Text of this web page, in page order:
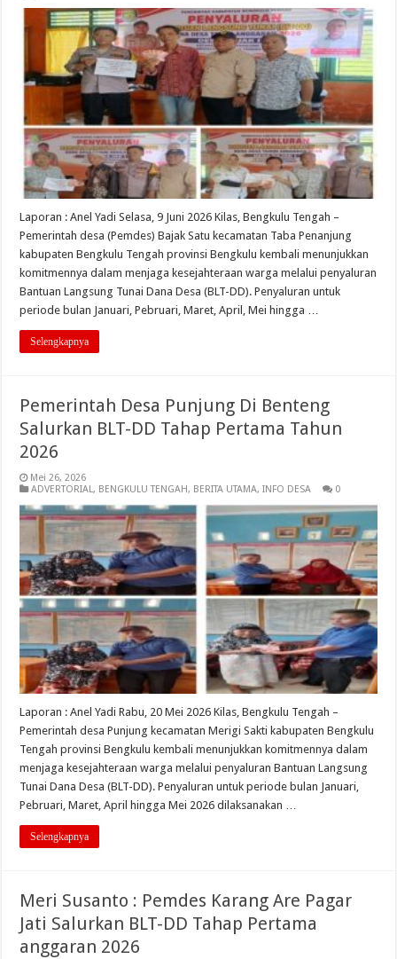
Laporan : Anel Yadi Selasa, 9 Juni 2026 Kilas, Bengkulu Tengah –
Pemerintah desa (Pemdes) Bajak Satu kecamatan Taba Penanjung
kabupaten Bengkulu Tengah provinsi Bengkulu kembali menunjukkan
komitmennya dalam menjaga kesejahteraan warga melalui penyaluran
Bantuan Langsung Tunai Dana Desa (BLT-DD). Penyaluran untuk
periode bulan Januari, Pebruari, Maret, April, Mei hingga …
Selengkapnya
Pemerintah Desa Punjung Di Benteng
Salurkan BLT-DD Tahap Pertama Tahun
2026
Mei 26, 2026
ADVERTORIAL , BENGKULU TENGAH, BERITA UTAMA,INFO DESA 0
Laporan : Anel Yadi Rabu, 20 Mei 2026 Kilas, Bengkulu Tengah –
Pemerintah desa Punjung kecamatan Merigi Sakti kabupaten Bengkulu
Tengah provinsi Bengkulu kembali menunjukkan komitmennya dalam
menjaga kesejahteraan warga melalui penyaluran Bantuan Langsung
Tunai Dana Desa (BLT-DD). Penyaluran untuk periode bulan Januari,
Pebruari, Maret, April hingga Mei 2026 dilaksanakan …
Selengkapnya
Meri Susanto : Pemdes Karang Are Pagar
Jati Salurkan BLT-DD Tahap Pertama
anggaran 2026